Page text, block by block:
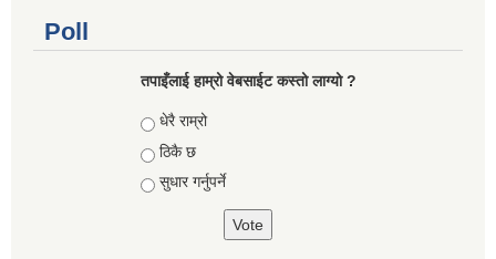
Poll
तपाइँलाई हाम्रो वेबसाईट कस्तो लाग्यो ?
Choices
धेरै राम्रो
ठिकै छ
सुधार गर्नुपर्ने